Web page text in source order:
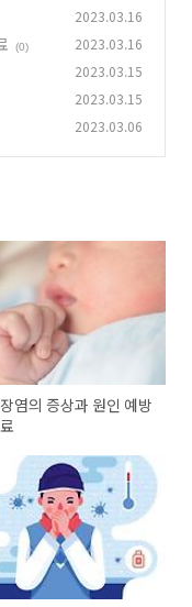
2023.03.16
(0) 2023.03.16
2023.03.15
2023.03.15
2023.03.06
염의 증상과 원인 예방